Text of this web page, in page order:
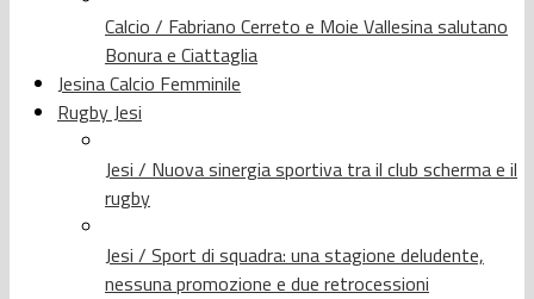
Calcio / Fabriano Cerreto e Moie Vallesina salutano
Bonura e Ciattaglia
Jesina Calcio Femminile
Rugby Jesi
Jesi / Nuova sinergia sportiva tra il club scherma e il
rugby
Jesi / Sport di squadra: una stagione deludente,
nessuna promozione e due retrocessioni